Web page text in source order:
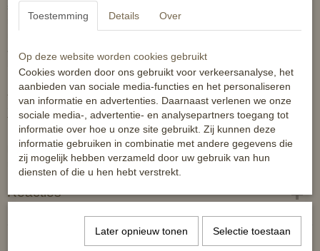
stokpaarden bieden eindeloos veel speelplezier en zijn een ware
replica van de succespaarden van Kristy Snepvangers. De lange
blijft het beter in vorm. Geschikt voor kinderen vanaf 3 jaar.
Afmeting:
Stok: 39 cm
Totale stokpaard: 73 cm
Materiaal:paard: polyester met pp katoenen vulling en katoenen
manen, stok: beukenhout, hoofdstel: PU leer met metalen gespen
Reacties
Toestemming Details Over
Op deze website worden cookies gebruikt
Cookies worden door ons gebruikt voor verkeersanalyse, het
aanbieden van sociale media-functies en het personaliseren
van informatie en advertenties. Daarnaast verlenen we onze
sociale media-, advertentie- en analysepartners toegang tot
informatie over hoe u onze site gebruikt. Zij kunnen deze
informatie gebruiken in combinatie met andere gegevens die
zij mogelijk hebben verzameld door uw gebruik van hun
diensten of die u hen hebt verstrekt.
Later opnieuw tonen Selectie toestaan